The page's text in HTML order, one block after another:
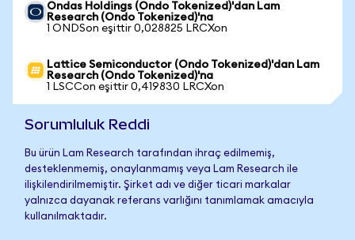
Ondas Holdings (Ondo Tokenized)'dan Lam
Research (Ondo Tokenized)'na
1 ONDSon eşittir 0,028825 LRCXon
Lattice Semiconductor (Ondo Tokenized)'dan Lam
Research (Ondo Tokenized)'na
1 LSCCon eşittir 0,419830 LRCXon
Sorumluluk Reddi
Bu ürün Lam Research tarafından ihraç edilmemiş,
desteklenmemiş, onaylanmamış veya Lam Research ile
ilişkilendirilmemiştir. Şirket adı ve diğer ticari markalar
yalnızca dayanak referans varlığını tanımlamak amacıyla
kullanılmaktadır.